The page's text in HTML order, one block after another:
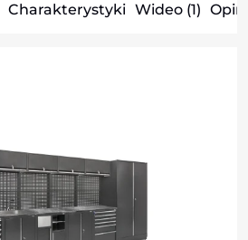
Charakterystyki Wideo (1)